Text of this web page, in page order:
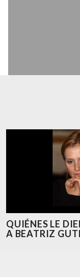
QUIÉNES LE
A BEATRIZ